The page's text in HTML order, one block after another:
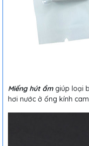
Miếng hút ẩmgiúp loại
hơi nước ở ống kính